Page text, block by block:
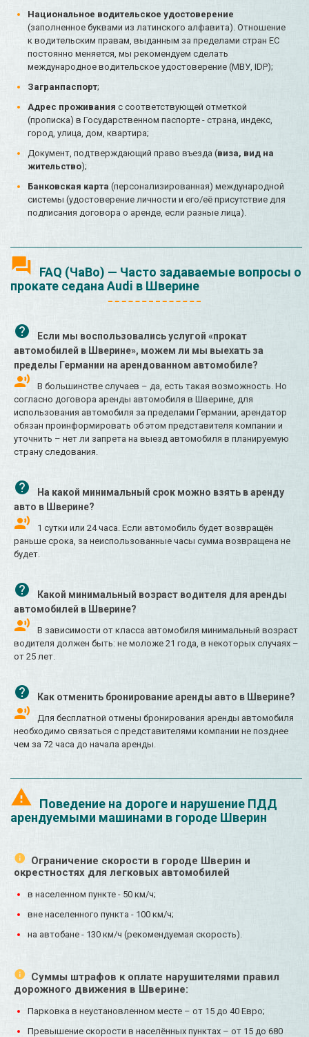
Национальное водительское удостоверение
(заполненное буквами из латинского алфавита). Отношение
к водительским правам, выданным за пределами стран ЕС
постоянно меняется, мы рекомендуем сделать
международное водительское удостоверение (МВУ, IDP);
Загранпаспорт;
Адрес проживания с соответствующей отметкой
(прописка) в Государственном паспорте - страна, индекс,
город, улица, дом, квартира;
Документ, подтверждающий право въезда (виза, вид на
жительство);
Банковская карта (персонализированная) международной
системы (удостоверение личности и его/её присутствие для
подписания договора о аренде, если разные лица).
FAQ (ЧаВо) — Часто задаваемые вопросы о
прокате седана Audi в Шверине
Если мы воспользовались услугой «прокат
автомобилей в Шверине», можем ли мы выехать за
пределы Германии на арендованном автомобиле?
В большинстве случаев – да, есть такая возможность. Но
согласно договора аренды автомобиля в Шверине, для
использования автомобиля за пределами Германии, арендатор
обязан проинформировать об этом представителя компании и
уточнить – нет ли запрета на выезд автомобиля в планируемую
страну следования.
На какой минимальный срок можно взять в аренду
авто в Шверине?
1 сутки или 24 часа. Если автомобиль будет возвращён
раньше срока, за неиспользованные часы сумма возвращена не
будет.
Какой минимальный возраст водителя для аренды
автомобилей в Шверине?
В зависимости от класса автомобиля минимальный возраст
водителя должен быть: не моложе 21 года, в некоторых случаях –
от 25 лет.
Как отменить бронирование аренды авто в Шверине?
Для бесплатной отмены бронирования аренды автомобиля
необходимо связаться с представителями компании не позднее
чем за 72 часа до начала аренды.
Поведение на дороге и нарушение ПДД
арендуемыми машинами в городе Шверин
Ограничение скорости в городе Шверин и
окрестностях для легковых автомобилей
в населенном пункте - 50 км/ч;
вне населенного пункта - 100 км/ч;
на автобане - 130 км/ч (рекомендуемая скорость).
Суммы штрафов к оплате нарушителями правил
дорожного движения в Шверине:
Парковка в неустановленном месте – от 15 до 40 Евро;
Превышение скорости в населённых пунктах – от 15 до 680